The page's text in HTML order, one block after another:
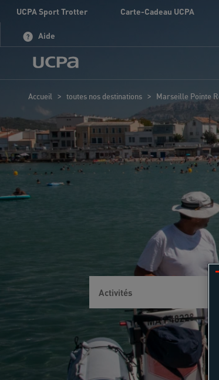
UCPA Sport Trotter Carte-Cadeau UCPA
Aide
Accueil > toutes nos destinations > Marseille Pointe